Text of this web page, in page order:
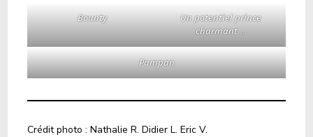
Bounty
Un potentiel prince
charmant…
Pampan
Crédit photo : Nathalie R. Didier L. Eric V.